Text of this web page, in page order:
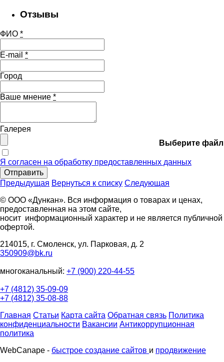
Отзывы
ФИО *
E-mail *
Город
Ваше мнение *
Галерея
Выберите файл
Я согласен на обработку предоставленных данных
Отправить
Предыдущая Вернуться к списку Следующая
© ООО «Дункан». Вся информация о товарах и ценах,
предоставленная на этом сайте,
носит информационный характер и не является публичной
офертой.
214015, г. Смоленск, ул. Парковая, д. 2
350909@bk.ru
многоканальный: +7 (900) 220-44-55
+7 (4812) 35-09-09
+7 (4812) 35-08-88
Главная Статьи Карта сайта Обратная связь Политика
конфиденциальности Вакансии Антикоррупционная
политика
WebCanape - быстрое создание сайтов и продвижение